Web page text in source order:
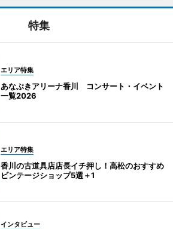
特集
エリア特集
あなぶきアリーナ香川 コンサート・イベント
一覧2026
エリア特集
香川の古道具店店長イチ押し！高松のおすすめ
ビンテージショップ5選＋1
インタビュー